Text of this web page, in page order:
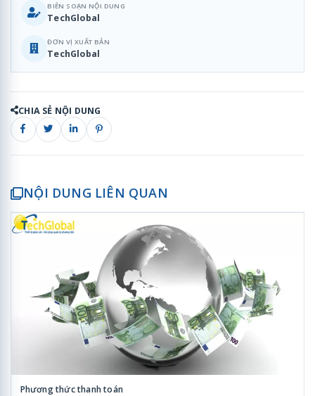
BIÊN SOẠN NỘI DUNG
TechGlobal
ĐƠN VỊ XUẤT BẢN
TechGlobal
CHIA SẺ NỘI DUNG
NỘI DUNG LIÊN QUAN
Phương thức thanh toán